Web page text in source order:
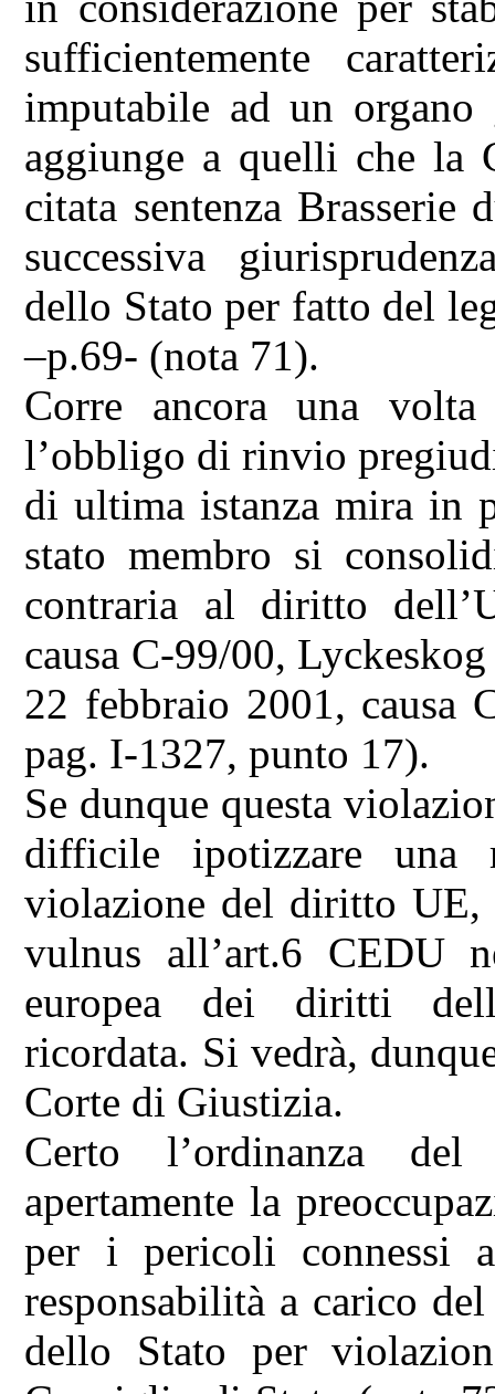
sufficientemente
imputabile ad un organo
aggiunge a quelli che la
citata sentenza Brasserie
successiva
dello Stato per fatto del
–p.69- (nota 71).
Corre ancora una
l’obbligo di rinvio
di ultima istanza mira in
stato membro si
contraria al diritto
causa C-99/00,
22 febbraio 2001, causa
pag. I-1327, punto 17).
Se dunque questa
difficile ipotizzare una
violazione del diritto UE,
vulnus all’art.6 CEDU
europea dei diritti
ricordata. Si vedrà,
Corte di Giustizia.
Certo l’ordinanza
apertamente la
per i pericoli connessi
responsabilità a carico
dello Stato per